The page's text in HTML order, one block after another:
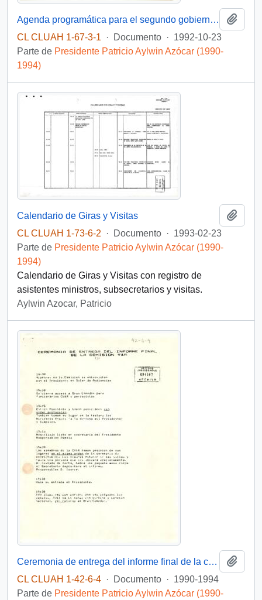
Agenda programática para el segundo gobierno de la concertación
CL CLUAH 1-67-3-1
· Documento · 1992-10-23
Parte de Presidente Patricio Aylwin Azócar (1990-
1994)
Calendario de Giras y Visitas
CL CLUAH 1-73-6-2
· Documento · 1993-02-23
Parte de Presidente Patricio Aylwin Azócar (1990-
1994)
Calendario de Giras y Visitas con registro de
asistentes ministros, subsecretarios y visitas.
Aylwin Azocar, Patricio
Ceremonia de entrega del informe final de la comisión V&R
CL CLUAH 1-42-6-4 · Documento · 1990-1994
Parte de Presidente Patricio Aylwin Azócar (1990-